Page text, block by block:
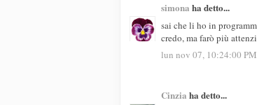
simona ha detto...
sai che li ho in
credo, ma farò più
lun nov 07, 10:24:00
Cinzia ha detto...